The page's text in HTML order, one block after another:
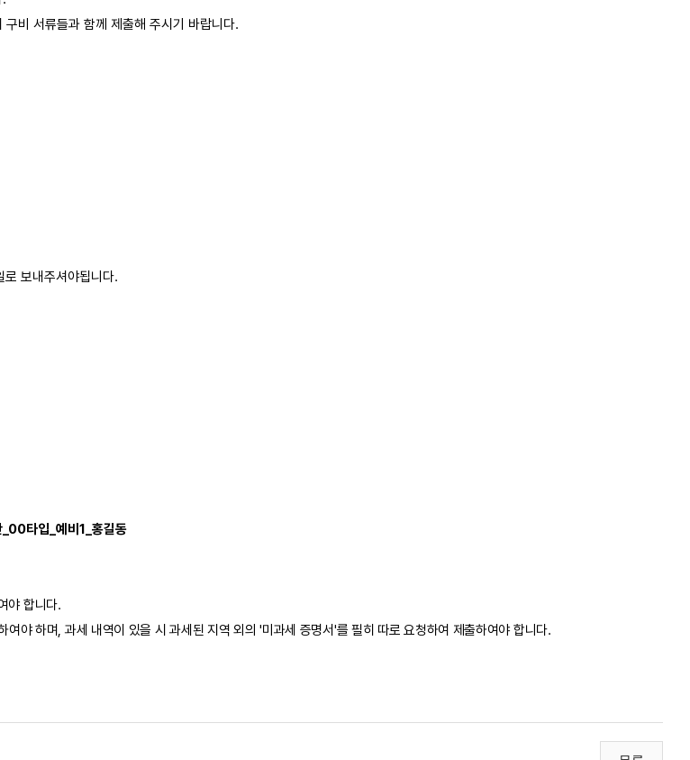
비 서류들과 함께 제출해 주시기 바랍니다.
보내주셔야됩니다.
타입_예비1_홍길동
야 합니다.
야 하며, 과세 내역이 있을 시 과세된 지역 외의 '미과세 증명서'를 필히 따로 요청하여 제출하여야 합니다.